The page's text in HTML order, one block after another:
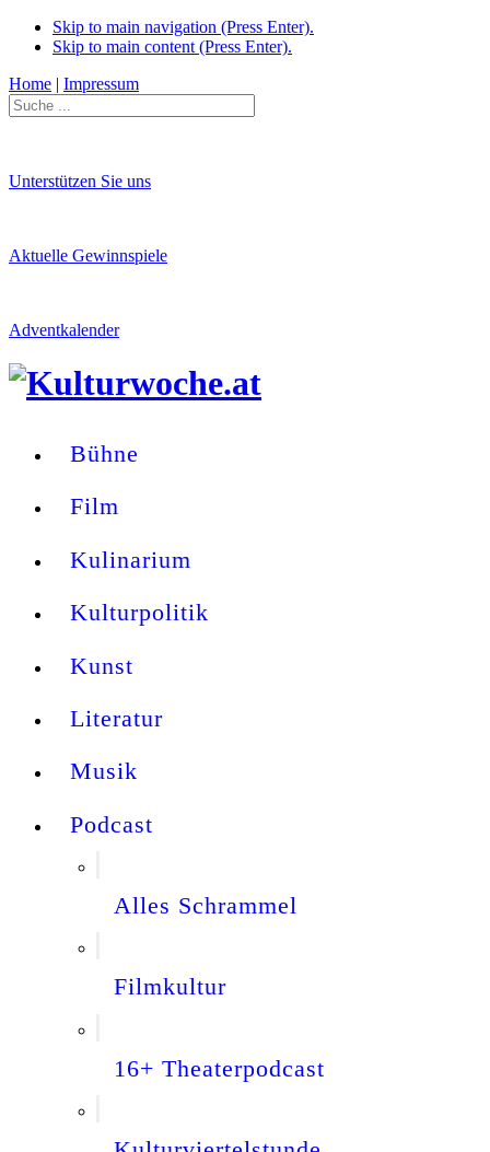
Skip to main navigation (Press Enter).
Skip to main content (Press Enter).
Home | Impressum
Unterstützen Sie uns
Aktuelle Gewinnspiele
Adventkalender
Bühne
Film
Kulinarium
Kulturpolitik
Kunst
Literatur
Musik
Podcast
Alles Schrammel
Filmkultur
16+ Theaterpodcast